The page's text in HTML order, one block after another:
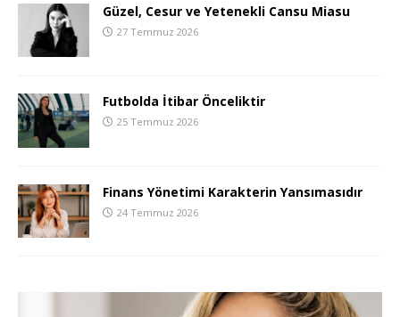
Güzel, Cesur ve Yetenekli Cansu Miasu
27 Temmuz 2026
Futbolda İtibar Önceliktir
25 Temmuz 2026
Finans Yönetimi Karakterin Yansımasıdır
24 Temmuz 2026